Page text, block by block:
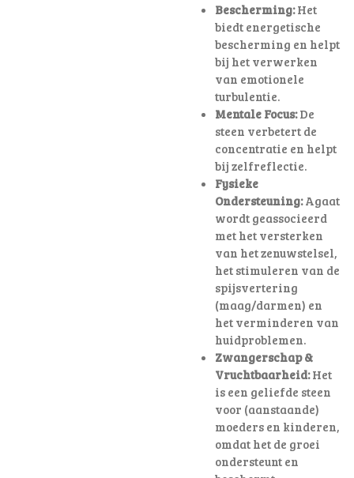
Bescherming:Het
biedt energetische
bescherming en helpt
bij het verwerken
van emotionele
turbulentie.
Mentale Focus:De
steen verbetert de
concentratie en helpt
bij zelfreflectie.
Fysieke
Ondersteuning:Agaat
wordt geassocieerd
met het versterken
van het zenuwstelsel,
het stimuleren van de
spijsvertering
(maag/darmen) en
het verminderen van
huidproblemen.
Zwangerschap &
Vruchtbaarheid:Het
is een geliefde steen
voor (aanstaande)
moeders en kinderen,
omdat het de groei
ondersteunt en